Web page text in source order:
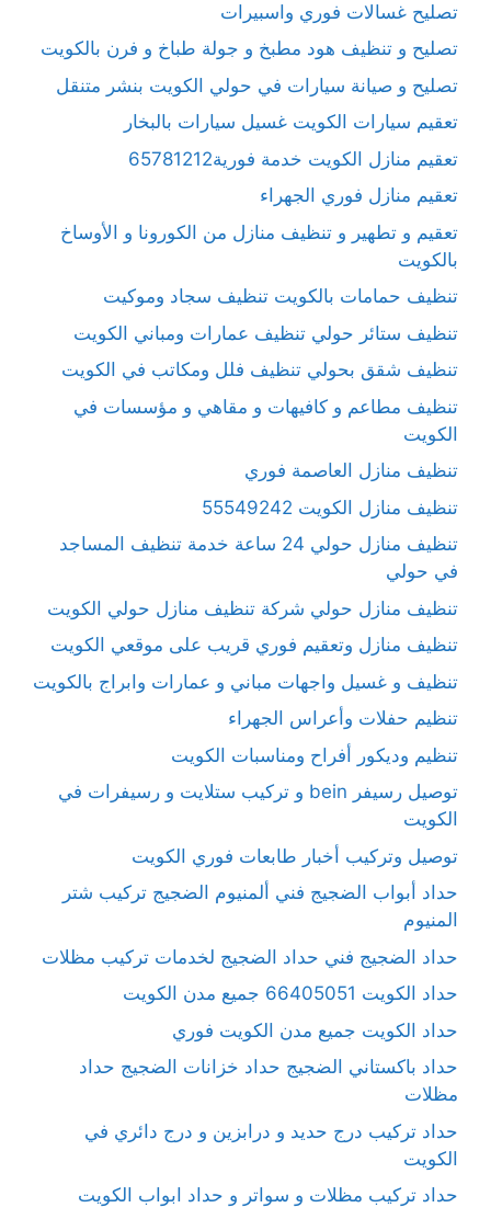
تصليح غسالات فوري واسبيرات
تصليح و تنظيف هود مطبخ و جولة طباخ و فرن بالكويت
تصليح و صيانة سيارات في حولي الكويت بنشر متنقل
تعقيم سيارات الكويت غسيل سيارات بالبخار
تعقيم منازل الكويت خدمة فورية65781212
تعقيم منازل فوري الجهراء
تعقيم و تطهير و تنظيف منازل من الكورونا و الأوساخ
بالكويت
تنظيف حمامات بالكويت تنظيف سجاد وموكيت
تنظيف ستائر حولي تنظيف عمارات ومباني الكويت
تنظيف شقق بحولي تنظيف فلل ومكاتب في الكويت
تنظيف مطاعم و كافيهات و مقاهي و مؤسسات في
الكويت
تنظيف منازل العاصمة فوري
تنظيف منازل الكويت 55549242
تنظيف منازل حولي 24 ساعة خدمة تنظيف المساجد
في حولي
تنظيف منازل حولي شركة تنظيف منازل حولي الكويت
تنظيف منازل وتعقيم فوري قريب على موقعي الكويت
تنظيف و غسيل واجهات مباني و عمارات وابراج بالكويت
تنظيم حفلات وأعراس الجهراء
تنظيم وديكور أفراح ومناسبات الكويت
توصيل رسيفر bein و تركيب ستلايت و رسيفرات في
الكويت
توصيل وتركيب أخبار طابعات فوري الكويت
حداد أبواب الضجيج فني ألمنيوم الضجيج تركيب شتر
المنيوم
حداد الضجيج فني حداد الضجيج لخدمات تركيب مظلات
حداد الكويت 66405051 جميع مدن الكويت
حداد الكويت جميع مدن الكويت فوري
حداد باكستاني الضجيج حداد خزانات الضجيج حداد
مظلات
حداد تركيب درج حديد و درابزين و درج دائري في
الكويت
حداد تركيب مظلات و سواتر و حداد ابواب الكويت